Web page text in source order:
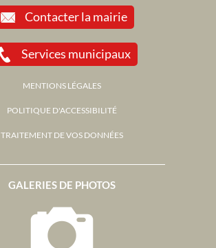
GALERIES DE PHOTOS
Contacter la mairie
Services municipaux
MENTIONS LÉGALES
POLITIQUE D'ACCESSIBILITÉ
TRAITEMENT DE VOS DONNÉES